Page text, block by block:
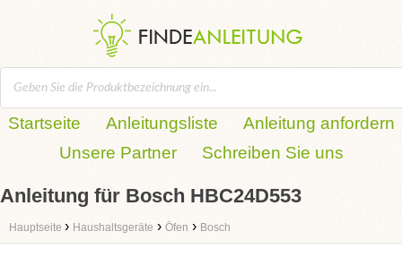
Startseite Anleitungsliste
Anleitung anfordern
Unsere Partner
Schreiben Sie uns
Anleitung für Bosch HBC24D553
Hauptseite › Haushaltsgeräte › Öfen › Bosch